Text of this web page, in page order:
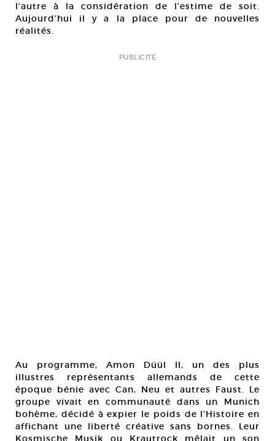
l’autre à la considération de l’estime de soit.
Aujourd’hui il y a la place pour de nouvelles
réalités.
PUBLICITÉ
Au programme, Amon Düül II, un des plus
illustres représentants allemands de cette
époque bénie avec Can, Neu et autres Faust. Le
groupe vivait en communauté dans un Munich
bohème, décidé à expier le poids de l’Histoire en
affichant une liberté créative sans bornes. Leur
Kosmische Musik ou Krautrock mêlait un son